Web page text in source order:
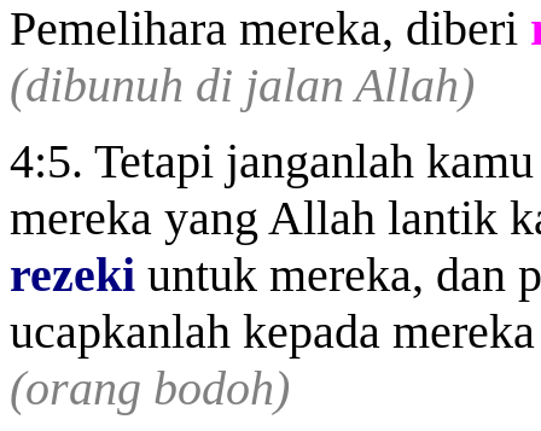
Pemelihara mereka, diberi
(dibunuh di jalan Allah)
4:5. Tetapi janganlah
mereka yang Allah lantik
rezeki untuk mereka, dan
ucapkanlah kepada
(orang bodoh)